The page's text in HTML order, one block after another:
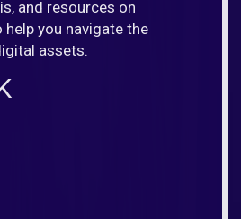
and resources on
you navigate the
assets.